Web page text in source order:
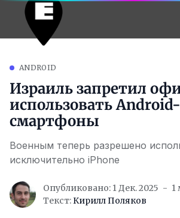
ANDROID
Израиль запретил
использовать Android-
смартфоны
Военным теперь разрешено
исключительно iPhone
Опубликовано: 1 Дек. 2025
1
Текст: Кирилл Поляков